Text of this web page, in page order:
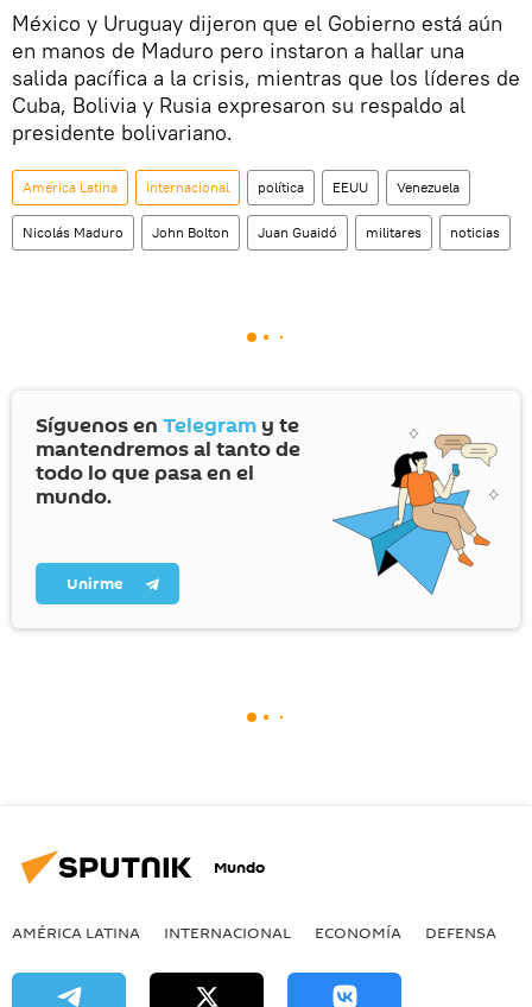
México y Uruguay dijeron que el Gobierno está aún
en manos de Maduro pero instaron a hallar una
salida pacífica a la crisis, mientras que los líderes de
Cuba, Bolivia y Rusia expresaron su respaldo al
presidente bolivariano.
América Latina Internacional política EEUU Venezuela
Nicolás Maduro John Bolton Juan Guaidó militares noticias
Síguenos en Telegram y te
mantendremos al tanto de
todo lo que pasa en el
mundo.
Unirme
Mundo
AMÉRICA LATINA INTERNACIONAL ECONOMÍA DEFENSA